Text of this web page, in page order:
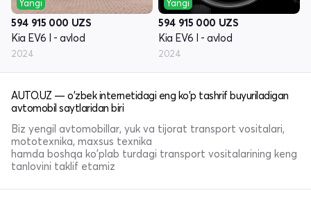
Yangi
594 915 000 UZS
Kia EV6 I - avlod
2024
Yangi
594 915 000 UZS
Kia EV6 I - avlod
2024
AUTO.UZ — o'zbek internetidagi eng ko'p tashrif buyuriladigan
avtomobil saytlaridan biri
Biz yengil avtomobillar, yuk va tijorat transport vositalari,
mototexnika, maxsus texnika
hamda boshqa ko'plab turdagi transport vositalarining keng
tanlovini taklif etamiz